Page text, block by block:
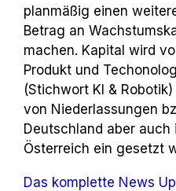
planmäßig einen
Betrag an
machen. Kapital wird
Produkt­ und
(Stichwort KI &
von Niederlassungen
Deutschland aber auch
Österreich ein­ gesetzt
Das komplette News